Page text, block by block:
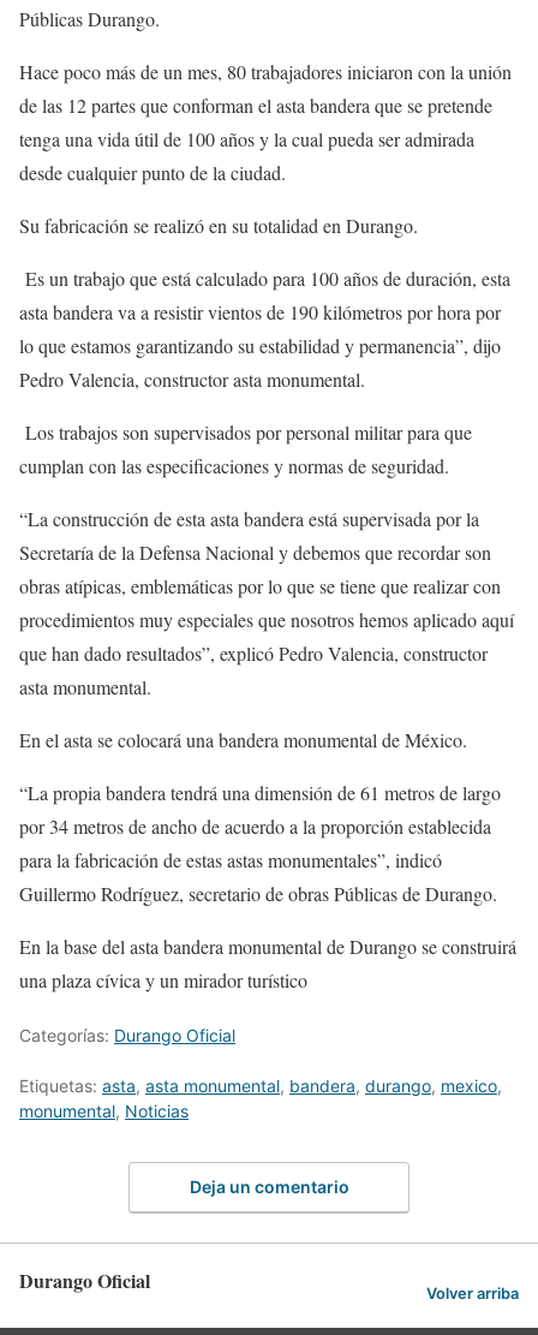
Públicas Durango.
Hace poco más de un mes, 80 trabajadores iniciaron con la unión
de las 12 partes que conforman el asta bandera que se pretende
tenga una vida útil de 100 años y la cual pueda ser admirada
desde cualquier punto de la ciudad.
Su fabricación se realizó en su totalidad en Durango.
Es un trabajo que está calculado para 100 años de duración, esta
asta bandera va a resistir vientos de 190 kilómetros por hora por
lo que estamos garantizando su estabilidad y permanencia”, dijo
Pedro Valencia, constructor asta monumental.
Los trabajos son supervisados por personal militar para que
cumplan con las especificaciones y normas de seguridad.
“La construcción de esta asta bandera está supervisada por la
Secretaría de la Defensa Nacional y debemos que recordar son
obras atípicas, emblemáticas por lo que se tiene que realizar con
procedimientos muy especiales que nosotros hemos aplicado aquí
que han dado resultados”, explicó Pedro Valencia, constructor
asta monumental.
En el asta se colocará una bandera monumental de México.
“La propia bandera tendrá una dimensión de 61 metros de largo
por 34 metros de ancho de acuerdo a la proporción establecida
para la fabricación de estas astas monumentales”, indicó
Guillermo Rodríguez, secretario de obras Públicas de Durango.
En la base del asta bandera monumental de Durango se construirá
una plaza cívica y un mirador turístico
Categorías: Durango Oficial
Etiquetas: asta, asta monumental, bandera, durango, mexico,
monumental, Noticias
Deja un comentario
Durango Oficial Volver arriba